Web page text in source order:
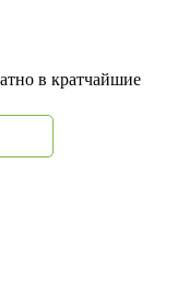
в кратчайшие